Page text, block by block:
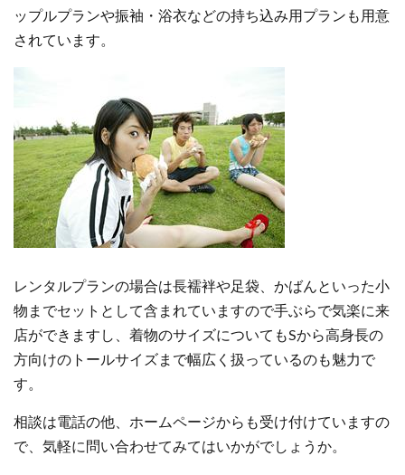
ップルプランや振袖・浴衣などの持ち込み用プランも用意
されています。
レンタルプランの場合は長襦袢や足袋、かばんといった小
物までセットとして含まれていますので手ぶらで気楽に来
店ができますし、着物のサイズについてもSから高身長の
方向けのトールサイズまで幅広く扱っているのも魅力で
す。
相談は電話の他、ホームページからも受け付けていますの
で、気軽に問い合わせてみてはいかがでしょうか。